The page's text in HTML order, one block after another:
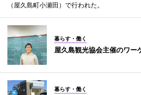
（屋久島町小瀬田）で行われた。
暮らす・働く
屋久島観光協会主催のワー
暮らす・働く